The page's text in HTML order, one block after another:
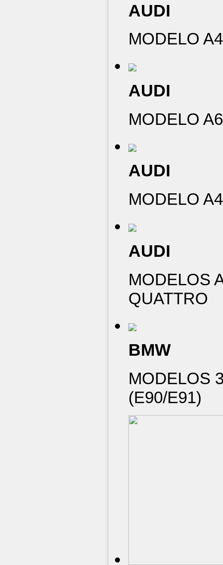
AUDI
MODELO
AUDI
MODELO
AUDI
MODELO
AUDI
MODELOS
QUATTRO
BMW
MODELOS
(E90/E91)